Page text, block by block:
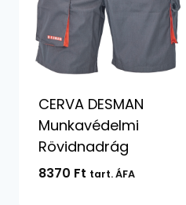
CERVA DESMAN
Munkavédelmi
Rövidnadrág
8370 Ft tart. ÁFA